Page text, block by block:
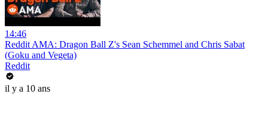
14:46
Reddit AMA: Dragon Ball Z's Sean Schemmel and Chris Sabat
(Goku and Vegeta)
Reddit
il y a 10 ans